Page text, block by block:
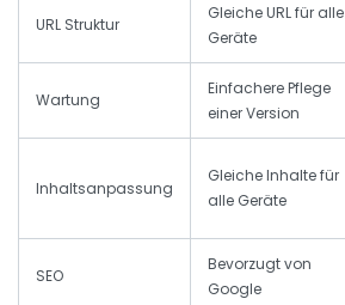
URL Struktur
Gleiche URL für alle
Geräte
Wartung
Einfachere Pflege
einer Version
Inhaltsanpassung
Gleiche Inhalte für
alle Geräte
SEO
Bevorzugt von
Google